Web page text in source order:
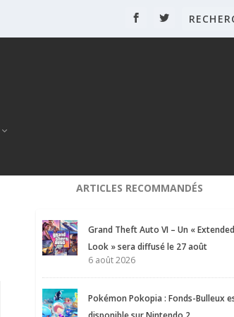
ARTICLES RECOMMANDÉS
Grand Theft Auto VI – Un « Extended
Look » sera diffusé le 27 août
6 août 2026
Pokémon Pokopia : Fonds-Bulleux